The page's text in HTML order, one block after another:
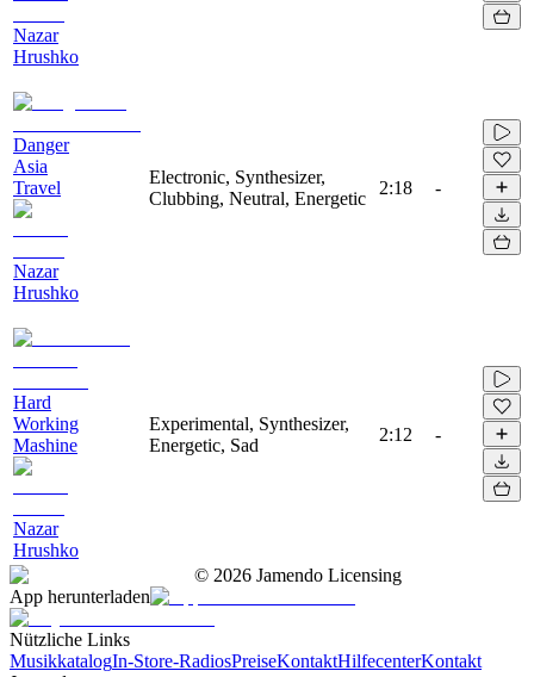
Nazar
Hrushko
Danger
Asia
Travel
Nazar
Hrushko
Electronic, Synthesizer,
Clubbing, Neutral, Energetic
2:18 -
Hard
Working
Mashine
Nazar
Hrushko
Experimental, Synthesizer,
Energetic, Sad
2:12 -
© 2026 Jamendo Licensing
App herunterladen
Nützliche Links
MusikkatalogIn-Store-RadiosPreiseKontaktHilfecenterKontakt